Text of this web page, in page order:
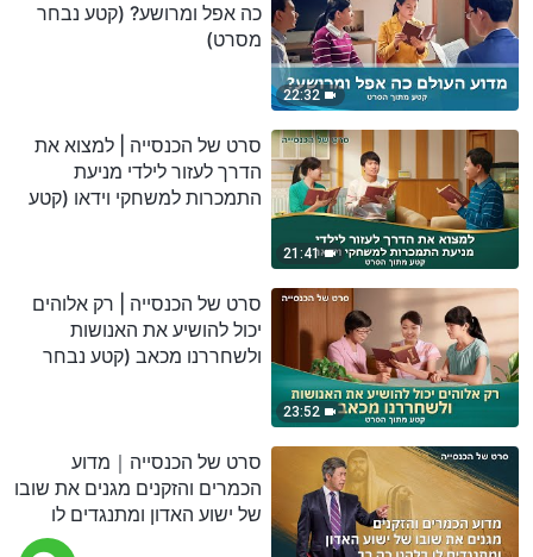
22:32
כה אפל ומרושע? (קטע נבחר
מסרט)
21:41
סרט של הכנסייה | למצוא את
הדרך לעזור לילדי מניעת
התמכרות למשחקי וידאו (קטע
23:52
סרט של הכנסייה | רק אלוהים
יכול להושיע את האנושות
ולשחררנו מכאב (קטע נבחר
סרט של הכנסייה｜מדוע
הכמרים והזקנים מגנים את שובו
של ישוע האדון ומתנגדים לו